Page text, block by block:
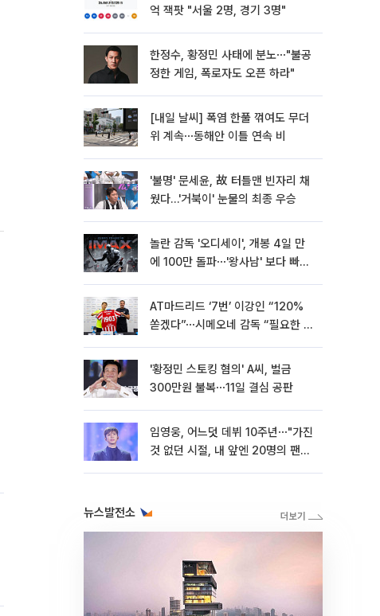
억 잭팟 "서울 2명, 경기 3명"
한정수, 황정민 사태에 분노⋯"불공
정한 게임, 폭로자도 오픈 하라"
[내일 날씨] 폭염 한풀 꺾여도 무더
위 계속⋯동해안 이틀 연속 비
'불명' 문세윤, 故 터틀맨 빈자리 채
웠다…'거북이' 눈물의 최종 우승
놀란 감독 '오디세이', 개봉 4일 만
에 100만 돌파⋯'왕사남' 보다 빠르
AT마드리드 ‘7번’ 이강인 “120%
쏟겠다”⋯시메오네 감독 “필요한 선
'황정민 스토킹 혐의' A씨, 벌금
300만원 불복⋯11일 결심 공판
임영웅, 어느덧 데뷔 10주년⋯"가진
것 없던 시절, 내 앞엔 20명의 팬
뉴스발전소